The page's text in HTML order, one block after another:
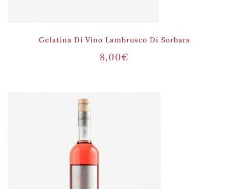
Gelatina Di Vino Lambrusco Di Sorbara
8,00€